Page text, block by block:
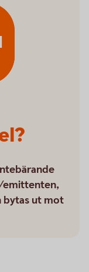
emittenten,
bytas ut mot